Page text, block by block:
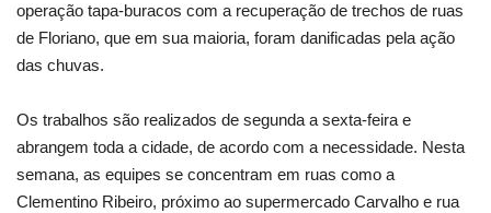
operação tapa-buracos com a recuperação de trechos de ruas
de Floriano, que em sua maioria, foram danificadas pela ação
das chuvas.
Os trabalhos são realizados de segunda a sexta-feira e
abrangem toda a cidade, de acordo com a necessidade. Nesta
semana, as equipes se concentram em ruas como a
Clementino Ribeiro, próximo ao supermercado Carvalho e rua